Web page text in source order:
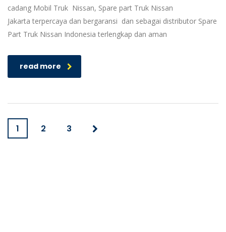
cadang Mobil Truk Nissan, Spare part Truk Nissan
Jakarta terpercaya dan bergaransi dan sebagai distributor Spare
Part Truk Nissan Indonesia terlengkap dan aman
read more
1 2 3